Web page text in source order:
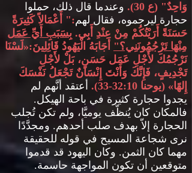
وَاحِدٌ" (ع 30).
وعندما قال ذلك، حملوا
حجارة ليرجموه، فقال لهم:"
أَعْمَالاً كَثِيرَةً
حَسَنَةً أَرَيْتُكُمْ مِنْ عِنْدِ أَبِي. بِسَبَبِ أَيِّ عَمَل
مِنْهَا تَرْجُمُونَنِي؟" أَجَابَهُ الْيَهُودُ قَائِلِينَ:«لَسْنَا
نَرْجُمُكَ لأَجْلِ عَمَل حَسَنٍ، بَلْ لأَجْلِ
تَجْدِيفٍ، فَإِنَّكَ وَأَنْتَ إِنْسَانٌ تَجْعَلُ نَفْسَكَ
إِلهًا» (يوحنا 32:10-33).
أعتقد أنَّهم لم
يجدوا حجارة كثيرة في باحة الهيكل.
فالمكان كان يُنظّف يوميَّا، ولم تكن تُجلب
الحجارة إلاّ بهدف صلب أحدهم. ومجدَّدًا
نرى شجاعة المسيح في قوله للحقيقة
مهما كان الثمن. وكان اليهود قد قدموا
متوقعين أن تكون المواجهة حاسمة.